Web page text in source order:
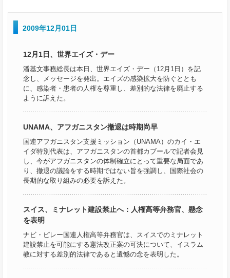
2009年12月01日
12月1日、世界エイズ・デー
潘基文事務総長は本日、世界エイズ・デー（12月1日）を記
念し、メッセージを発出。エイズの感染拡大を防ぐととも
に、感染者・患者の人権を尊重し、差別的な法律を廃止する
ように訴えた。
UNAMA、アフガニスタン撤退は時期尚早
国連アフガニスタン支援ミッション（UNAMA）のカイ・エ
イダ特別代表は、アフガニスタンの首都カブールで記者会見
し、今がアフガニスタンの体制確立にとって重要な局面であ
り、撤退の議論をする時期ではない旨を強調し、国際社会の
長期的な取り組みの必要を訴えた。
スイス、ミナレット建設禁止へ：人権高等弁務官、懸念
を表明
ナビ・ピレー国連人権高等弁務官は、スイスでのミナレット
建設禁止を可能にする憲法改正案の可決について、イスラム
教に対する差別的法律であると遺憾の念を表明した。